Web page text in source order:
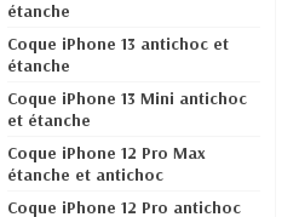
étanche
Coque iPhone 13 antichoc et
étanche
Coque iPhone 13 Mini antichoc
et étanche
Coque iPhone 12 Pro Max
étanche et antichoc
Coque iPhone 12 Pro antichoc